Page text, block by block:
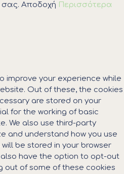
σας. Αποδοχή Περισσότερα
improve your experience while
Out of these, the cookies
are stored on your
for the working of basic
We also use third-party
and understand how you use
be stored in your browser
also have the option to opt-out
out of some of these cookies